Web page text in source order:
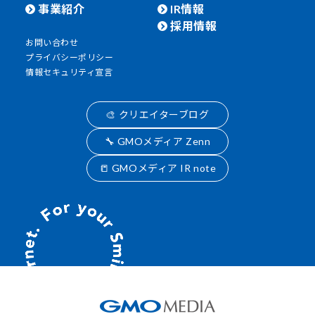
事業紹介
IR情報
採用情報
お問い合わせ
プライバシーポリシー
情報セキュリティ宣言
🎨 クリエイターブログ
🔧 GMOメディア Zenn
📒 GMOメディア IR note